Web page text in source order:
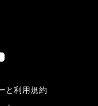
と利用規約